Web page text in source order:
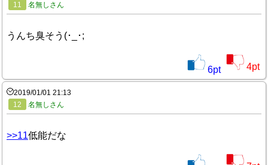
11
名無しさん
うんち臭そう(･_･;
6pt 4pt
2019/01/01 21:13
12
名無しさん
>>11低能だな